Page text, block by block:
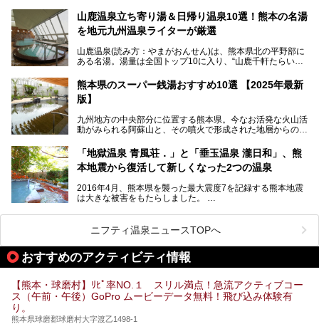
今回は再開した耕きちの湯を訪問し、全浴室(男女別大浴
ます。和傘や竹、ろうそくなどを用いて、和情緒たっぷりの
ライトアップが無料で楽しめます。
日、の合計8日間開催。今回は地元九州在住の筆者が、その
見所を徹底紹介。併せて、その他イベントや立ち寄り湯も併
山鹿温泉立ち寄り湯＆日帰り温泉10選！熊本の名湯
を地元九州温泉ライターが厳選
山鹿温泉(読み方：やまがおんせん)は、熊本県北の平野部に
ある名湯。湯量は全国トップ10に入り、“山鹿千軒たらいな
泉質であり、お湯の良さにも定評があります。
今回は地元九州の温泉ライターの私が実際に入浴した中か
設・家族風呂の3パターンに分類し、合計10施設を厳選して
ご紹介。ぜひ、湯めぐりの参考にして下さいね！
熊本県のスーパー銭湯おすすめ10選 【2025年最新
版】
九州地方の中央部分に位置する熊本県。今なお活発な火山活
動がみられる阿蘇山と、その噴火で形成された地層からの湧
す。
そんな熊本県は、県内の至るところから温泉が湧いている温
泉県でもあります。山鹿温泉、玉名温泉、黒川温泉、人吉温
出すスーパー銭湯が豊富です。なかでも注目のスーパー銭湯
をピックアップしました。
「地獄温泉 青風荘．」と「垂玉温泉 瀧日和」、熊
本地震から復活して新しくなった2つの温泉
2016年4月、熊本県を襲った最大震度7を記録する熊本地震
は大きな被害をもたらしました。
阿蘇山麓の南阿蘇村の「地獄温泉 清風荘」、そして「清風
荘」から400mほど離れた「垂玉（たるたま）温泉 山口旅
館」の2軒は、この地震による土砂崩れなどのために、一時
期は孤立状態に。もしかしたらこの時のニュースで、「地獄
温泉」と「垂玉温泉」の名前を知った人もいるかもしれませ
ん。
この2軒は今どうなっているのでしょうか。実は現在は「地
獄温泉 青風荘．」「垂玉温泉 瀧日和」として営業を再開し
します。
ニフティ温泉ニュースTOPへ
おすすめのアクティビティ情報
【熊本・球磨村】ﾘﾋﾟ率NO.１ スリル満点！急流アクティブコー
ス（午前・午後）GoPro ムービーデータ無料！飛び込み体験有
り。
熊本県球磨郡球磨村大字渡乙1498-1